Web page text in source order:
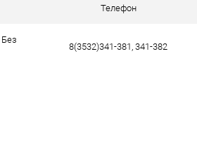
Телефон
8(3532)341-381, 341-382